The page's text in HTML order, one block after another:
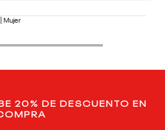
| Mujer
20% DE DESCUENTO EN